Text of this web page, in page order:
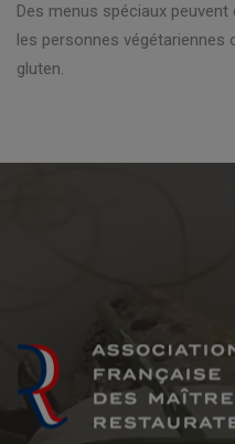
Des menus spéciaux
les personnes végétariennes
gluten.